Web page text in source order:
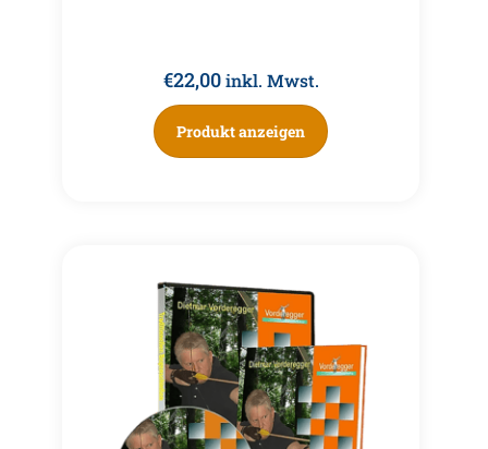
€22,00 inkl. Mwst.
Produkt anzeigen